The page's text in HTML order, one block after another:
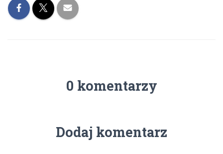
0 komentarzy
Dodaj komentarz